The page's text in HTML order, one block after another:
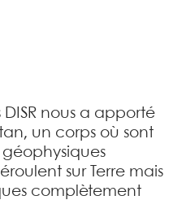
DISR nous a apporté
un corps où sont
géophysiques
sur Terre mais
complètement